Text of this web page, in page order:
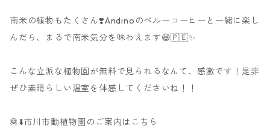
南米の植物もたくさん❣️Andinoのペルーコーヒーと一緒に楽し
んだら、まるで南米気分を味わえます😆🇵🇪✨
こんな立派な植物園が無料で見られるなんて、感激です！是非
ぜひ素晴らしい温室を体感してくださいね！！
🦧⬇️市川市動植物園のご案内はこちら